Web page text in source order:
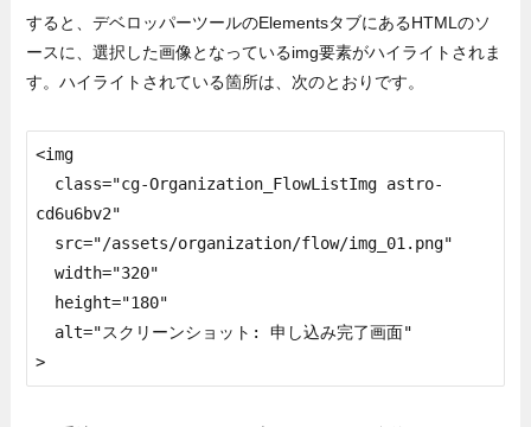
すると、デベロッパーツールのElementsタブにあるHTMLのソ
ースに、選択した画像となっているimg要素がハイライトされま
す。ハイライトされている箇所は、次のとおりです。
<img
cd6u6bv2"
  width="320"
>